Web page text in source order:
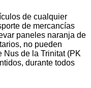
de cualquier
de mercancías
paneles naranja de
no pueden
Nus de la Trinitat (PK
durante todos